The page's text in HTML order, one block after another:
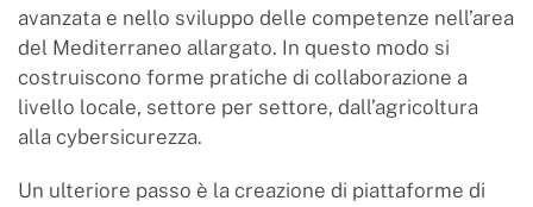
avanzata e nello sviluppo delle competenze nell’area
del Mediterraneo allargato. In questo modo si
costruiscono forme pratiche di collaborazione a
livello locale, settore per settore, dall’agricoltura
alla cybersicurezza.
Un ulteriore passo è la creazione di piattaforme di